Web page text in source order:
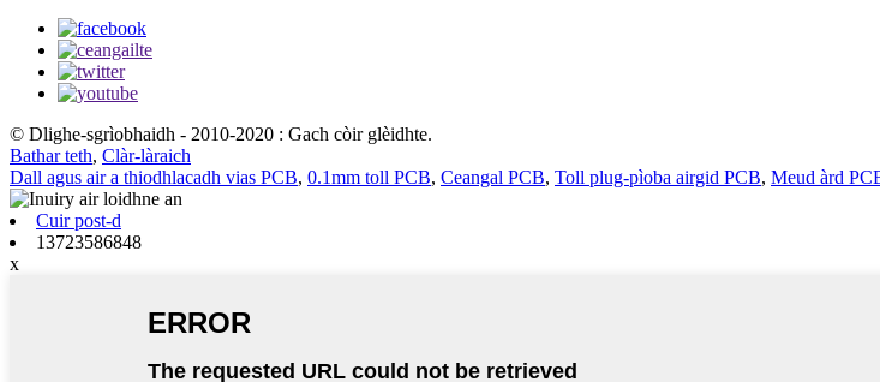
© Dlighe-sgrìobhaidh - 2010-2020 : Gach còir glèidhte.
Bathar teth, Clàr-làraich
Dall agus air a thiodhlacadh vias PCB, 0.1mm toll PCB, Ceangal PCB, Toll plug-pìoba airgid PCB, Meud àrd
Cuir post-d
13723586848
x